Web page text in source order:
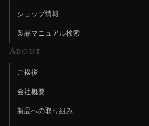
ショップ情報
製品マニュアル検索
About
ご挨拶
会社概要
製品への取り組み